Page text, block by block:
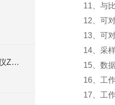
手持式一氧化碳硫化氢检测仪Z大限度减少测量误差
11、与比
12、可对
13、可对
14、采样
15、数据
16、工作
17、工作